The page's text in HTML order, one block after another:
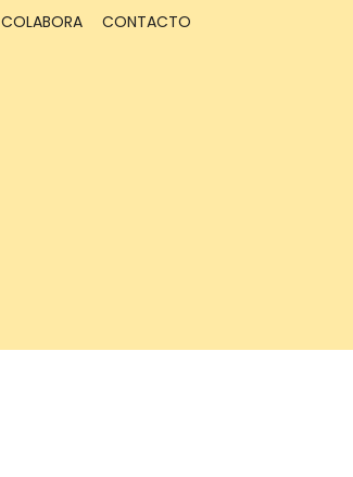
COLABORA CONTACTO